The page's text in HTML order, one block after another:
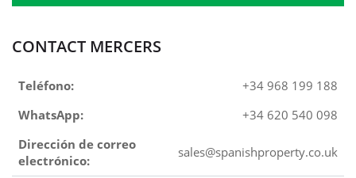
CONTACT MERCERS
Teléfono:
+34 968 199 188
WhatsApp:
+34 620 540 098
Dirección de correo
electrónico:
sales@spanishproperty.co.uk